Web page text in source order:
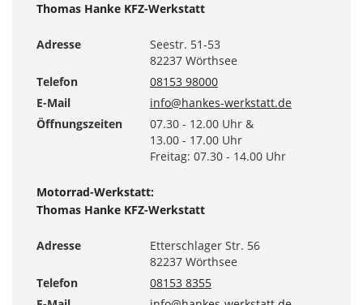
Thomas Hanke KFZ-Werkstatt
Adresse
Seestr. 51-53
82237 Wörthsee
Telefon
08153 98000
E-Mail
info@hankes-werkstatt.de
Öffnungszeiten
07.30 - 12.00 Uhr &
13.00 - 17.00 Uhr
Freitag: 07.30 - 14.00 Uhr
Motorrad-Werkstatt:
Thomas Hanke KFZ-Werkstatt
Adresse
Etterschlager Str. 56
82237 Wörthsee
Telefon
08153 8355